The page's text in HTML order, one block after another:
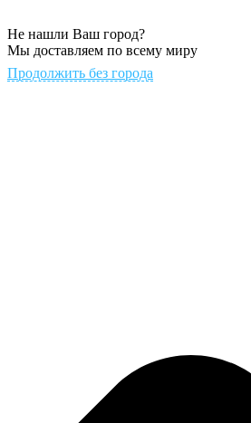
Не нашли Ваш город?
Мы доставляем по всему миру
Продолжить без города